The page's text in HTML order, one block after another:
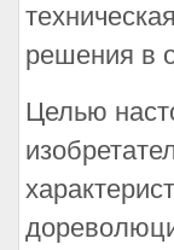
решения в
Целью